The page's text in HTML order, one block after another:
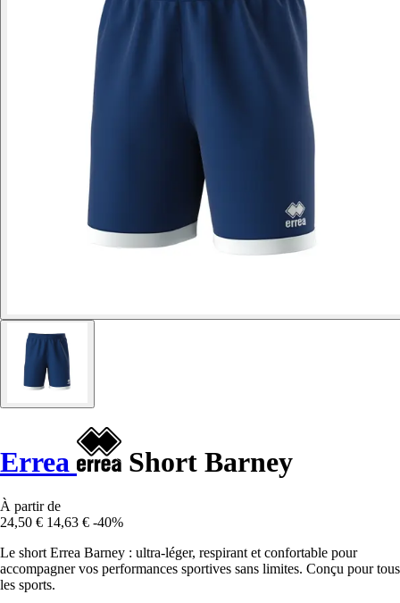
Errea Short Barney
À partir de
24,50 € 14,63 € -40%
Le short Errea Barney : ultra-léger, respirant et confortable pour
accompagner vos performances sportives sans limites. Conçu pour tous
les sports.